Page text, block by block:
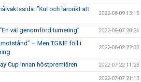
”Kul och lärorikt att
2022-08-09 13:15
väl genomförd turnering” 2022-08-07 20:36
– Men TG&IF föll i
2022-08-02 22:30
Cup innan höstpremiären 2022-07-22 11:23
2022-07-07 21:13